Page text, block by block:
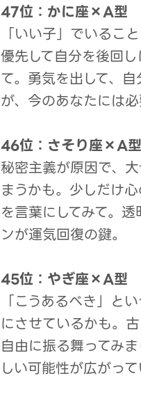
47位：かに座×A型
「いい子」でいるこ
優先して自分を後回
て。勇気を出して、
が、今のあなたには必
46位：さそり座×A型
秘密主義が原因で、
まうかも。少しだけ
を言葉にしてみて。
ンが運気回復の鍵。
45位：やぎ座×A型
「こうあるべき」と
にさせているかも。
自由に振る舞ってみ
しい可能性が広がって